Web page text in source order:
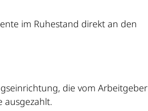
im Ruhestand direkt an den
die vom Arbeitgeber
ausgezahlt.